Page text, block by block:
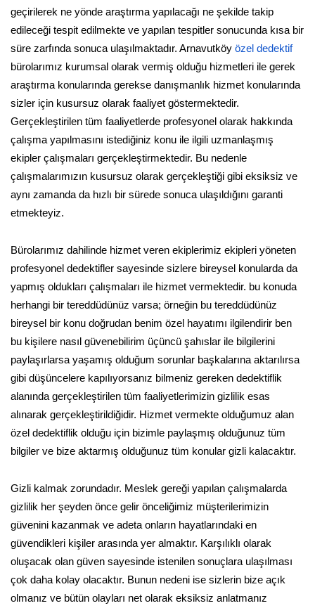
geçirilerek ne yönde araştırma yapılacağı ne şekilde takip
edileceği tespit edilmekte ve yapılan tespitler sonucunda kısa bir
süre zarfında sonuca ulaşılmaktadır. Arnavutköy özel dedektif
bürolarımız kurumsal olarak vermiş olduğu hizmetleri ile gerek
araştırma konularında gerekse danışmanlık hizmet konularında
sizler için kusursuz olarak faaliyet göstermektedir.
Gerçekleştirilen tüm faaliyetlerde profesyonel olarak hakkında
çalışma yapılmasını istediğiniz konu ile ilgili uzmanlaşmış
ekipler çalışmaları gerçekleştirmektedir. Bu nedenle
çalışmalarımızın kusursuz olarak gerçekleştiği gibi eksiksiz ve
aynı zamanda da hızlı bir sürede sonuca ulaşıldığını garanti
etmekteyiz.
Bürolarımız dahilinde hizmet veren ekiplerimiz ekipleri yöneten
profesyonel dedektifler sayesinde sizlere bireysel konularda da
yapmış oldukları çalışmaları ile hizmet vermektedir. bu konuda
herhangi bir tereddüdünüz varsa; örneğin bu tereddüdünüz
bireysel bir konu doğrudan benim özel hayatımı ilgilendirir ben
bu kişilere nasıl güvenebilirim üçüncü şahıslar ile bilgilerini
paylaşırlarsa yaşamış olduğum sorunlar başkalarına aktarılırsa
gibi düşüncelere kapılıyorsanız bilmeniz gereken dedektiflik
alanında gerçekleştirilen tüm faaliyetlerimizin gizlilik esas
alınarak gerçekleştirildiğidir. Hizmet vermekte olduğumuz alan
özel dedektiflik olduğu için bizimle paylaşmış olduğunuz tüm
bilgiler ve bize aktarmış olduğunuz tüm konular gizli kalacaktır.
Gizli kalmak zorundadır. Meslek gereği yapılan çalışmalarda
gizlilik her şeyden önce gelir önceliğimiz müşterilerimizin
güvenini kazanmak ve adeta onların hayatlarındaki en
güvendikleri kişiler arasında yer almaktır. Karşılıklı olarak
oluşacak olan güven sayesinde istenilen sonuçlara ulaşılması
çok daha kolay olacaktır. Bunun nedeni ise sizlerin bize açık
olmanız ve bütün olayları net olarak eksiksiz anlatmanız